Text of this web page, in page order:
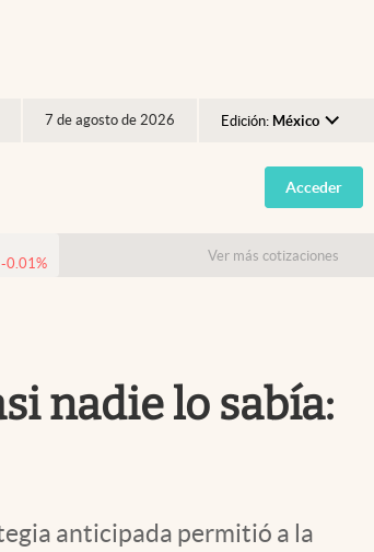
7 de agosto de 2026 Edición: México
Argentina
España
USA
Acceder
-0.01% Ver más cotizaciones
nadie lo sabía:
anticipada permitió a la